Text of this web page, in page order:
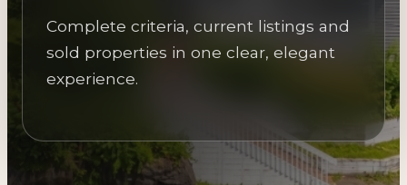
Complete criteria, current listings and
sold properties in one clear, elegant
experience.